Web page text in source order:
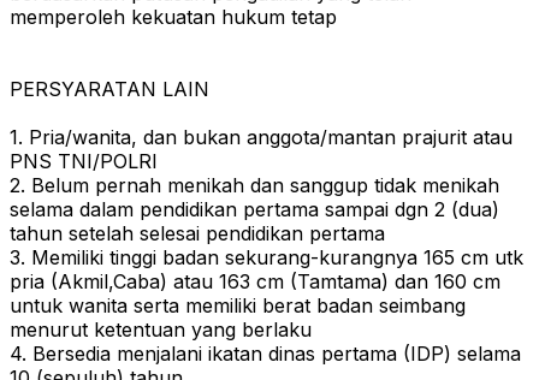
memperoleh kekuatan hukum tetap
PERSYARATAN LAIN
1. Pria/wanita, dan bukan anggota/mantan prajurit atau
PNS TNI/POLRI
2. Belum pernah menikah dan sanggup tidak menikah
selama dalam pendidikan pertama sampai dgn 2 (dua)
tahun setelah selesai pendidikan pertama
3. Memiliki tinggi badan sekurang-kurangnya 165 cm utk
pria (Akmil,Caba) atau 163 cm (Tamtama) dan 160 cm
untuk wanita serta memiliki berat badan seimbang
menurut ketentuan yang berlaku
4. Bersedia menjalani ikatan dinas pertama (IDP) selama